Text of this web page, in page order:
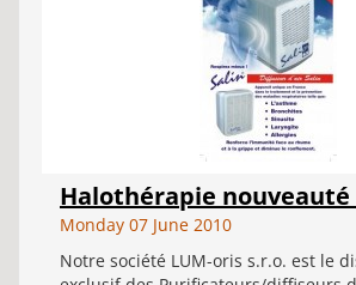
Halothérapie nouveauté
Monday 07 June 2010
Notre société LUM-oris s.r.o. est le